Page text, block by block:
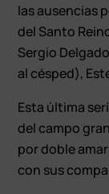
las ausencias
del Santo
Sergio
al césped),
Esta última
del campo
por doble
con sus